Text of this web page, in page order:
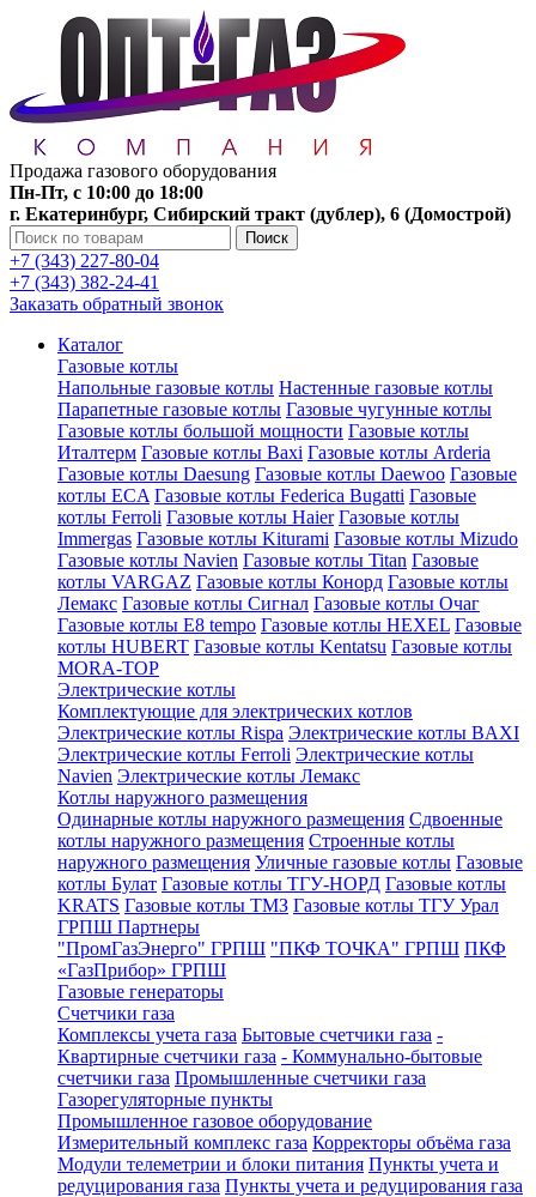
Продажа газового оборудования
Пн-Пт, с 10:00 до 18:00
г. Екатеринбург, Сибирский тракт (дублер), 6 (Домострой)
Поиск
+7 (343) 227-80-04
+7 (343) 382-24-41
Заказать обратный звонок
Каталог
Газовые котлы
Напольные газовые котлы Настенные газовые котлы
Парапетные газовые котлы Газовые чугунные котлы
Газовые котлы большой мощности Газовые котлы
Италтерм Газовые котлы Baxi Газовые котлы Arderia
Газовые котлы Daesung Газовые котлы Daewoo Газовые
котлы ECA Газовые котлы Federica Bugatti Газовые
котлы Ferroli Газовые котлы Haier Газовые котлы
Immergas Газовые котлы Kiturami Газовые котлы Mizudo
Газовые котлы Navien Газовые котлы Titan Газовые
котлы VARGAZ Газовые котлы Конорд Газовые котлы
Лемакс Газовые котлы Сигнал Газовые котлы Очаг
Газовые котлы E8 tempo Газовые котлы HEXEL Газовые
котлы HUBERT Газовые котлы Kentatsu Газовые котлы
MORA-TOP
Электрические котлы
Комплектующие для электрических котлов
Электрические котлы Rispa Электрические котлы BAXI
Электрические котлы Ferroli Электрические котлы
Navien Электрические котлы Лемакс
Котлы наружного размещения
Одинарные котлы наружного размещения Сдвоенные
котлы наружного размещения Строенные котлы
наружного размещения Уличные газовые котлы Газовые
котлы Булат Газовые котлы ТГУ-НОРД Газовые котлы
KRATS Газовые котлы ТМЗ Газовые котлы ТГУ Урал
ГРПШ Партнеры
"ПромГазЭнерго" ГРПШ "ПКФ ТОЧКА" ГРПШ ПКФ
«ГазПрибор» ГРПШ
Газовые генераторы
Счетчики газа
Комплексы учета газа Бытовые счетчики газа -
Квартирные счетчики газа - Коммунально-бытовые
счетчики газа Промышленные счетчики газа
Газорегуляторные пункты
Промышленное газовое оборудование
Измерительный комплекс газа Корректоры объёма газа
Модули телеметрии и блоки питания Пункты учета и
редуцирования газа Пункты учета и редуцирования газа